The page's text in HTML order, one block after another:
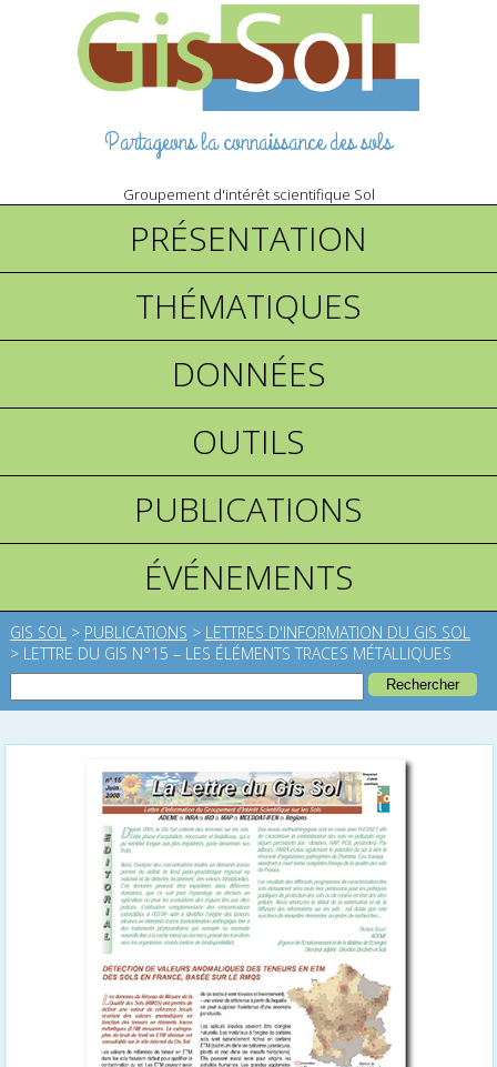
Partageons la connaissance des sols
Groupement d'intérêt scientifique Sol
PRÉSENTATION
THÉMATIQUES
DONNÉES
OUTILS
PUBLICATIONS
ÉVÉNEMENTS
GIS SOL > PUBLICATIONS > LETTRES D'INFORMATION DU GIS SOL
> LETTRE DU GIS N°15 – LES ÉLÉMENTS TRACES MÉTALLIQUES